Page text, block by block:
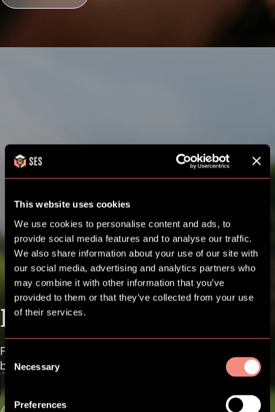
This website uses cookies
We use cookies to personalise content and ads, to
provide social media features and to analyse our traffic.
We also share information about your use of our site with
our social media, advertising and analytics partners who
may combine it with other information that you’ve
provided to them or that they’ve collected from your use
of their services.
Consent
Selection
Necessary
Preferences
Praktiske eksempler
Få indblik i, hvordan 3 kommuner og et ministerium
bruger SES